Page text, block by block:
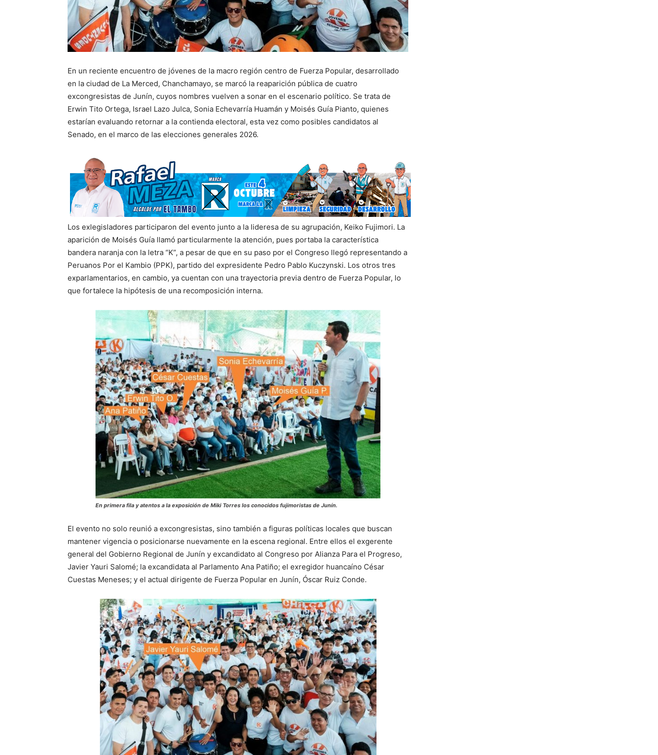
En un reciente encuentro de jóvenes de la macro región centro de Fuerza Popular, desarrollado
en la ciudad de La Merced, Chanchamayo, se marcó la reaparición pública de cuatro
excongresistas de Junín, cuyos nombres vuelven a sonar en el escenario político. Se trata de
Erwin Tito Ortega, Israel Lazo Julca, Sonia Echevarría Huamán y Moisés Guía Pianto, quienes
estarían evaluando retornar a la contienda electoral, esta vez como posibles candidatos al
Senado, en el marco de las elecciones generales 2026.
Los exlegisladores participaron del evento junto a la lideresa de su agrupación, Keiko Fujimori. La
aparición de Moisés Guía llamó particularmente la atención, pues portaba la característica
bandera naranja con la letra “K”, a pesar de que en su paso por el Congreso llegó representando a
Peruanos Por el Kambio (PPK), partido del expresidente Pedro Pablo Kuczynski. Los otros tres
exparlamentarios, en cambio, ya cuentan con una trayectoria previa dentro de Fuerza Popular, lo
que fortalece la hipótesis de una recomposición interna.
En primera fila y atentos a la exposición de Miki Torres los conocidos fujimoristas de Junín.
El evento no solo reunió a excongresistas, sino también a figuras políticas locales que buscan
mantener vigencia o posicionarse nuevamente en la escena regional. Entre ellos el exgerente
general del Gobierno Regional de Junín y excandidato al Congreso por Alianza Para el Progreso,
Javier Yauri Salomé; la excandidata al Parlamento Ana Patiño; el exregidor huancaíno César
Cuestas Meneses; y el actual dirigente de Fuerza Popular en Junín, Óscar Ruiz Conde.